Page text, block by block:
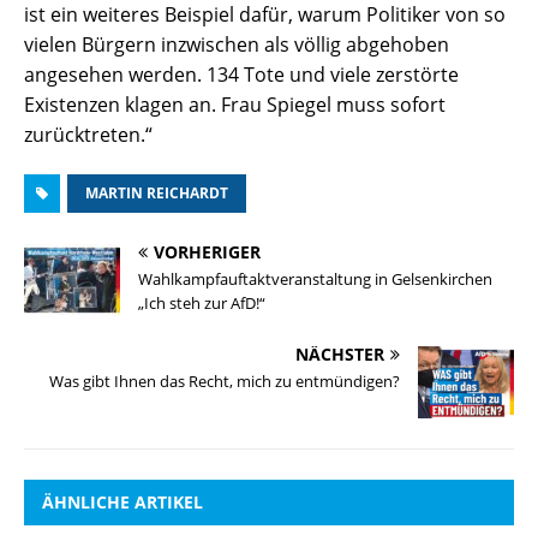
ist ein weiteres Beispiel dafür, warum Politiker von so
vielen Bürgern inzwischen als völlig abgehoben
angesehen werden. 134 Tote und viele zerstörte
Existenzen klagen an. Frau Spiegel muss sofort
zurücktreten.“
MARTIN REICHARDT
VORHERIGER
Wahlkampfauftaktveranstaltung in Gelsenkirchen
„Ich steh zur AfD!“
NÄCHSTER
Was gibt Ihnen das Recht, mich zu entmündigen?
ÄHNLICHE ARTIKEL